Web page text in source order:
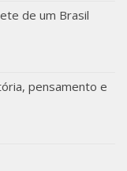
de um Brasil
pensamento e